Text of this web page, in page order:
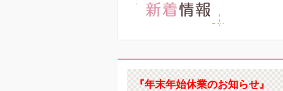
『年末年始休業のお知らせ』